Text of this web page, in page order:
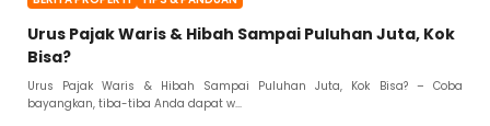
Urus Pajak Waris & Hibah Sampai Puluhan Juta, Kok
Bisa?
Urus Pajak Waris & Hibah Sampai Puluhan Juta, Kok Bisa? – Coba
bayangkan, tiba-tiba Anda dapat w...